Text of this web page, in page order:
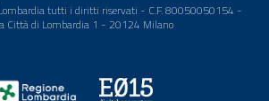
tutti i diritti riservati - C.F. 80050050154 -
Città di Lombardia 1 - 20124 Milano